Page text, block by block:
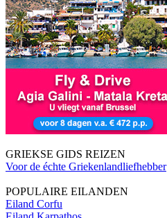
GRIEKSE GIDS REIZEN
Voor de échte Griekenlandliefhebber
POPULAIRE EILANDEN
Eiland Corfu